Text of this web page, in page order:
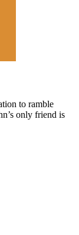
to ramble
only friend is